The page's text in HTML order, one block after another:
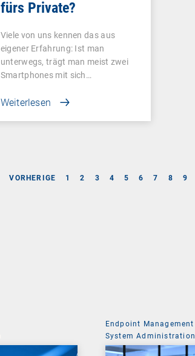
fürs Private?
Viele von uns kennen das aus
eigener Erfahrung: Ist man
unterwegs, trägt man meist zwei
Smartphones mit sich…
Weiterlesen
VORHERIGE 1 2 3 4 5 6 7 8 9
Endpoint Management
System Administration